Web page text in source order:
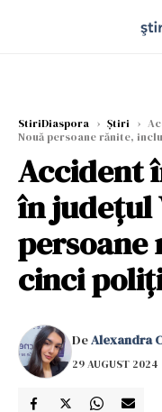
StiriDiaspora › Știri ›
Nouă persoane rănite,
Accident
în județul
persoane
cinci
DeAlexandra
29 AUGUST 2024